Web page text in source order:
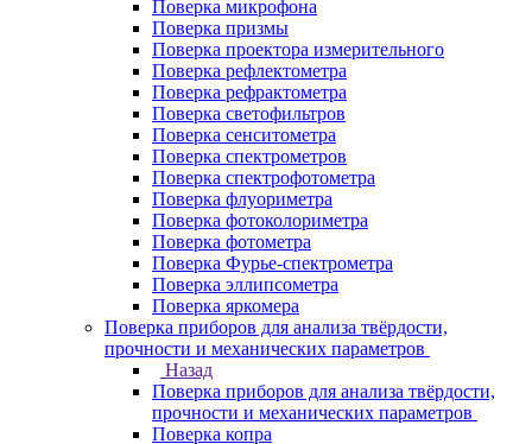
Поверка микрофона
Поверка призмы
Поверка проектора измерительного
Поверка рефлектометра
Поверка рефрактометра
Поверка светофильтров
Поверка сенситометра
Поверка спектрометров
Поверка спектрофотометра
Поверка флуориметра
Поверка фотоколориметра
Поверка фотометра
Поверка Фурье-спектрометра
Поверка эллипсометра
Поверка яркомера
Поверка приборов для анализа твёрдости,
прочности и механических параметров
Назад
Поверка приборов для анализа твёрдости,
прочности и механических параметров
Поверка копра